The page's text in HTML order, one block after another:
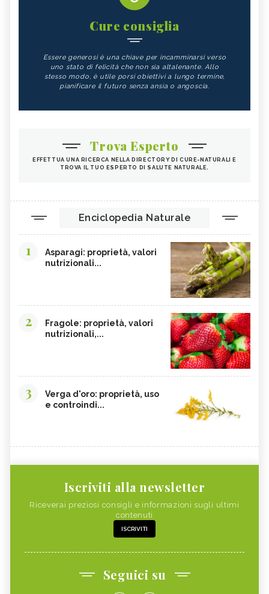
Cure consiglia
Essere generosi è una chiave per incamminarsi verso
uno stato di felicità che non sia altalenante. Allo
stesso modo, è utile porsi obiettivi a lungo termine,
pianificare il futuro senza ansia o angoscia.
Trova Esperto
EFFETTUA UNA RICERCA NELLA DIRECTORY DI CURE-NATURALI E
TROVA IL TUO ESPERTO DI SALUTE NATURALE.
Enciclopedia Naturale
1
Asparagi: proprietà, valori
nutrizionali...
2
Fragole: proprietà, valori
nutrizionali,...
3
Verga d'oro: proprietà, uso
e controindi...
Iscriviti alla newsletter
Riceverai preziosi consigli e informazioni sugli ultimi
contenuti
ISCRIVITI
Seguici su